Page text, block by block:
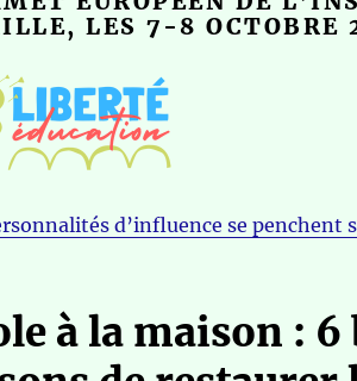
LES 7-8 OCTOBRE
d’influence se penchent
à la maison : 6